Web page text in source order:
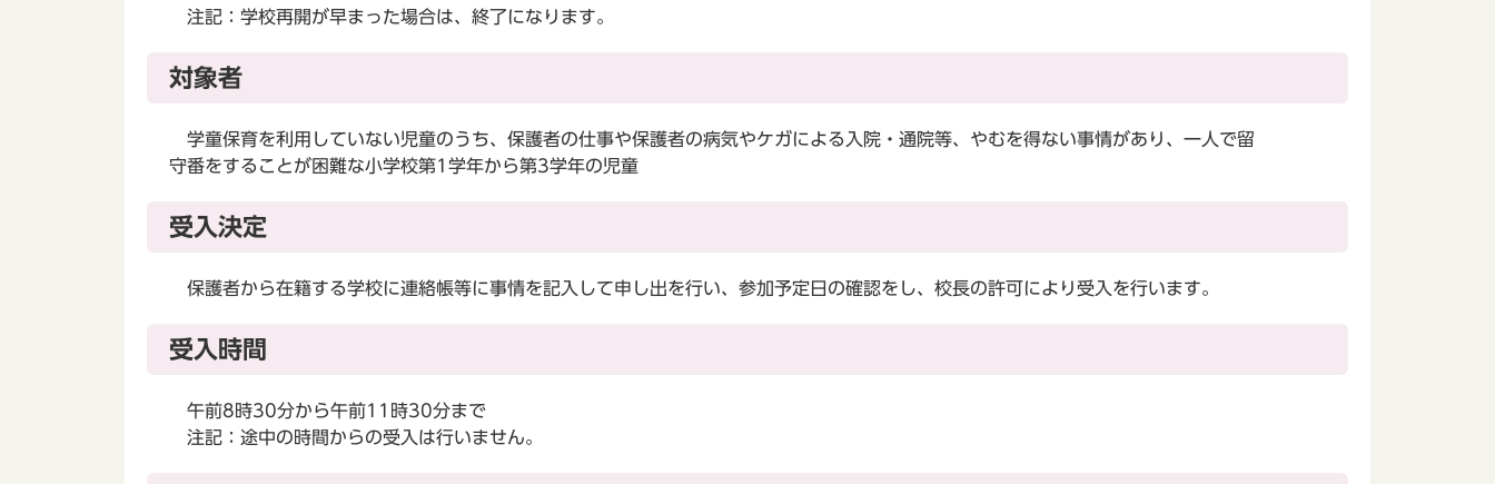
注記：学校再開が早まった場合は、終了になります。
対象者
学童保育を利用していない児童のうち、保護者の仕事や保護者の病気やケガによる入院・通院等、やむを得ない事情があり、一人で留
守番をすることが困難な小学校第1学年から第3学年の児童
受入決定
保護者から在籍する学校に連絡帳等に事情を記入して申し出を行い、参加予定日の確認をし、校長の許可により受入を行います。
受入時間
午前8時30分から午前11時30分まで
注記：途中の時間からの受入は行いません。